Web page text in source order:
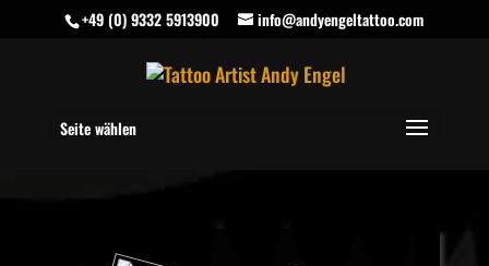
+49 (0) 9332 5913900 info@andyengeltattoo.com
Seite wählen